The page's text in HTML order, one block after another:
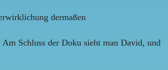
dermaßen
Schluss der Doku sieht man David, und